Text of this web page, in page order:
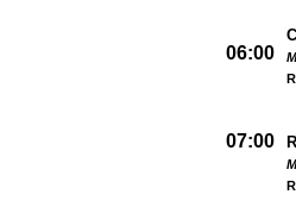
06:00
07:00